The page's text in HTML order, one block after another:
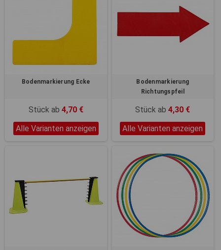
Bodenmarkierung Ecke
Stück ab 4,70 €
Alle Varianten anzeigen
Bodenmarkierung
Richtungspfeil
Stück ab 4,30 €
Alle Varianten anzeigen